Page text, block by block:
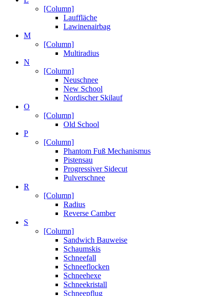
[Column]
Lauffläche
Lawinenairbag
M
[Column]
Multiradius
N
[Column]
Neuschnee
New School
Nordischer Skilauf
O
[Column]
Old School
P
[Column]
Phantom Fuß Mechanismus
Pistensau
Progressiver Sidecut
Pulverschnee
R
[Column]
Radius
Reverse Camber
S
[Column]
Sandwich Bauweise
Schaumskis
Schneefall
Schneeflocken
Schneehexe
Schneekristall
Schneepflug